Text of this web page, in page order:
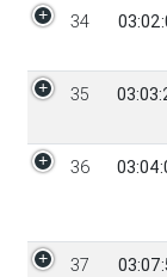
34
35
36
37